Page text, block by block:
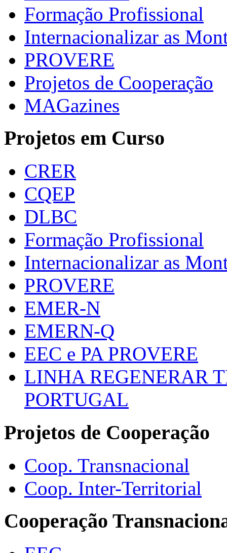
Formação Profissional
Internacionalizar as
PROVERE
Projetos de Cooperação
MAGazines
Projetos em Curso
CRER
CQEP
DLBC
Formação Profissional
Internacionalizar as
PROVERE
EMER-N
EMERN-Q
EEC e PA PROVERE
LINHA REGENERAR
PORTUGAL
Projetos de Cooperação
Coop. Transnacional
Coop. Inter-Territorial
Cooperação